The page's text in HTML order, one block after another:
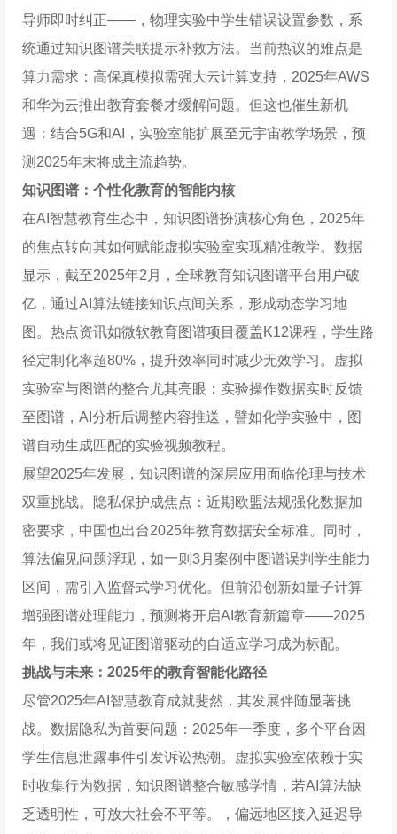
导师即时纠正——，物理实验中学生错误设置参数，系
统通过知识图谱关联提示补救方法。当前热议的难点是
算力需求：高保真模拟需强大云计算支持，2025年AWS
和华为云推出教育套餐才缓解问题。但这也催生新机
遇：结合5G和AI，实验室能扩展至元宇宙教学场景，预
测2025年末将成主流趋势。
知识图谱：个性化教育的智能内核
在AI智慧教育生态中，知识图谱扮演核心角色，2025年
的焦点转向其如何赋能虚拟实验室实现精准教学。数据
显示，截至2025年2月，全球教育知识图谱平台用户破
亿，通过AI算法链接知识点间关系，形成动态学习地
图。热点资讯如微软教育图谱项目覆盖K12课程，学生路
径定制化率超80%，提升效率同时减少无效学习。虚拟
实验室与图谱的整合尤其亮眼：实验操作数据实时反馈
至图谱，AI分析后调整内容推送，譬如化学实验中，图
谱自动生成匹配的实验视频教程。
展望2025年发展，知识图谱的深层应用面临伦理与技术
双重挑战。隐私保护成焦点：近期欧盟法规强化数据加
密要求，中国也出台2025年教育数据安全标准。同时，
算法偏见问题浮现，如一则3月案例中图谱误判学生能力
区间，需引入监督式学习优化。但前沿创新如量子计算
增强图谱处理能力，预测将开启AI教育新篇章——2025
年，我们或将见证图谱驱动的自适应学习成为标配。
挑战与未来：2025年的教育智能化路径
尽管2025年AI智慧教育成就斐然，其发展伴随显著挑
战。数据隐私为首要问题：2025年一季度，多个平台因
学生信息泄露事件引发诉讼热潮。虚拟实验室依赖于实
时收集行为数据，知识图谱整合敏感学情，若AI算法缺
乏透明性，可放大社会不平等。，偏远地区接入延迟导